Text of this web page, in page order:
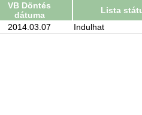
VB Döntés
dátuma
Lista
2014.03.07 Indulhat